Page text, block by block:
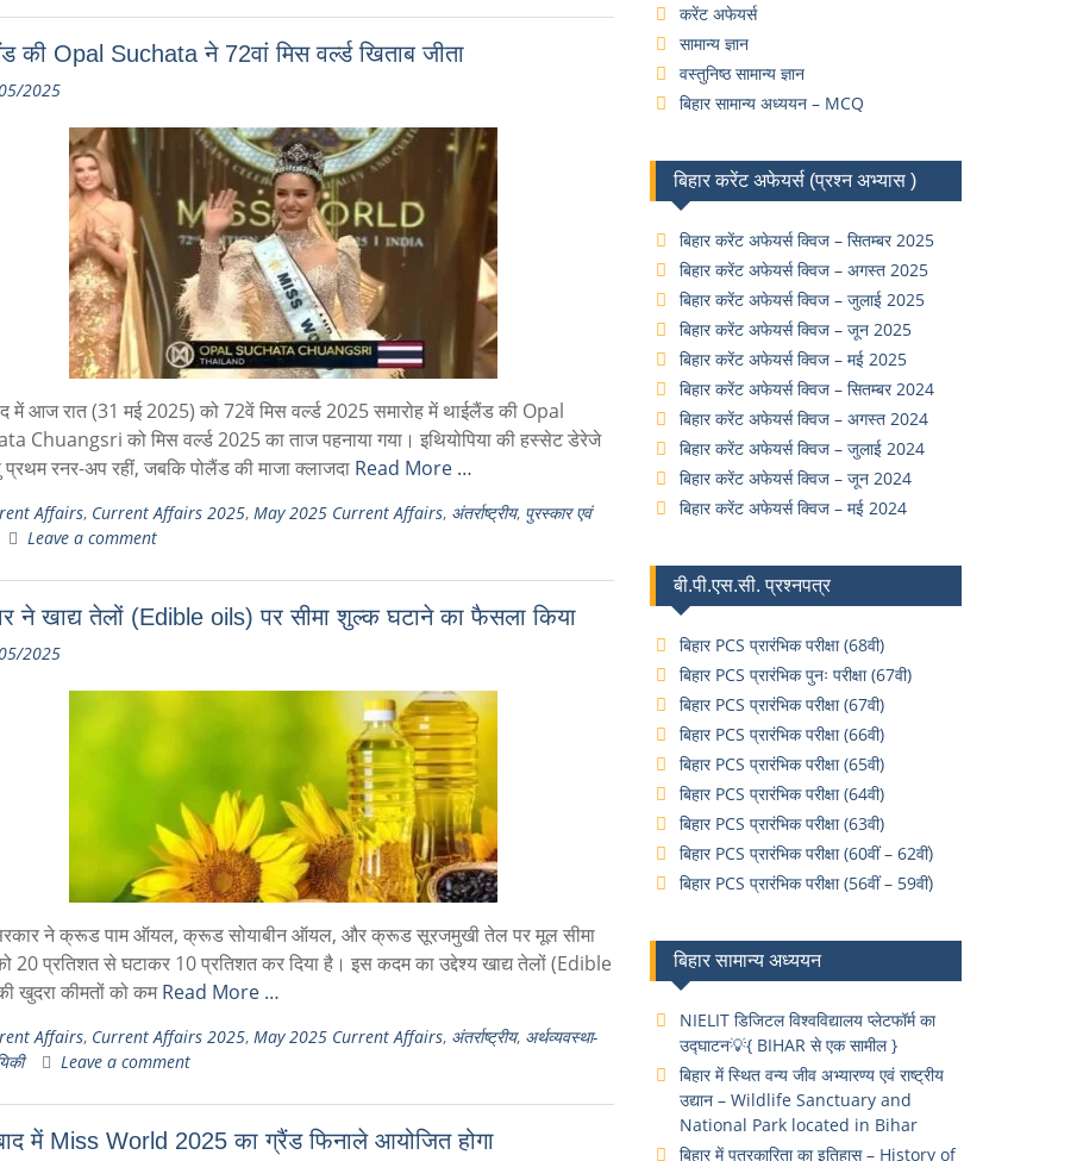
की Opal Suchata ने 72वां मिस वर्ल्ड खिताब जीता
2025
में आज रात (31 मई 2025) को 72वें मिस वर्ल्ड 2025 समारोह में थाईलैंड की Opal
Chuangsri को मिस वर्ल्ड 2025 का ताज पहनाया गया। इथियोपिया की हस्सेट डेरेजे
प्रथम रनर-अप रहीं, जबकि पोलैंड की माजा क्लाजदा Read More …
Affairs, Current Affairs 2025, May 2025 Current Affairs, अंतर्राष्ट्रीय, पुरस्कार एवं
Leave a comment
ने खाद्य तेलों (Edible oils) पर सीमा शुल्क घटाने का फैसला किया
2025
ने क्रूड पाम ऑयल, क्रूड सोयाबीन ऑयल, और क्रूड सूरजमुखी तेल पर मूल सीमा
20 प्रतिशत से घटाकर 10 प्रतिशत कर दिया है। इस कदम का उद्देश्य खाद्य तेलों (Edible
खुदरा कीमतों को कमRead More …
Affairs, Current Affairs 2025, May 2025 Current Affairs, अंतर्राष्ट्रीय, अर्थव्यवस्था-
Leave a comment
में Miss World 2025 का ग्रैंड फिनाले आयोजित होगा
करेंट अफेयर्स
सामान्य ज्ञान
वस्तुनिष्ठ सामान्य ज्ञान
बिहार सामान्य अध्ययन – MCQ
बिहार करेंट अफेयर्स (प्रश्न अभ्यास )
बिहार करेंट अफेयर्स क्विज – सितम्बर 2025
बिहार करेंट अफेयर्स क्विज – अगस्त 2025
बिहार करेंट अफेयर्स क्विज – जुलाई 2025
बिहार करेंट अफेयर्स क्विज – जून 2025
बिहार करेंट अफेयर्स क्विज – मई 2025
बिहार करेंट अफेयर्स क्विज – सितम्बर 2024
बिहार करेंट अफेयर्स क्विज – अगस्त 2024
बिहार करेंट अफेयर्स क्विज – जुलाई 2024
बिहार करेंट अफेयर्स क्विज – जून 2024
बिहार करेंट अफेयर्स क्विज – मई 2024
बी.पी.एस.सी. प्रश्नपत्र
बिहार PCS प्रारंभिक परीक्षा (68वी)
बिहार PCS प्रारंभिक पुनः परीक्षा (67वी)
बिहार PCS प्रारंभिक परीक्षा (67वी)
बिहार PCS प्रारंभिक परीक्षा (66वी)
बिहार PCS प्रारंभिक परीक्षा (65वी)
बिहार PCS प्रारंभिक परीक्षा (64वी)
बिहार PCS प्रारंभिक परीक्षा (63वी)
बिहार PCS प्रारंभिक परीक्षा (60वीं – 62वीं)
बिहार PCS प्रारंभिक परीक्षा (56वीं – 59वीं)
बिहार सामान्य अध्ययन
NIELIT डिजिटल विश्वविद्यालय प्लेटफॉर्म का
उद्घाटन💡{ BIHAR से एक सामील }
बिहार में स्थित वन्य जीव अभ्यारण्य एवं राष्ट्रीय
उद्यान – Wildlife Sanctuary and
National Park located in Bihar
बिहार में पत्रकारिता का इतिहास – History of